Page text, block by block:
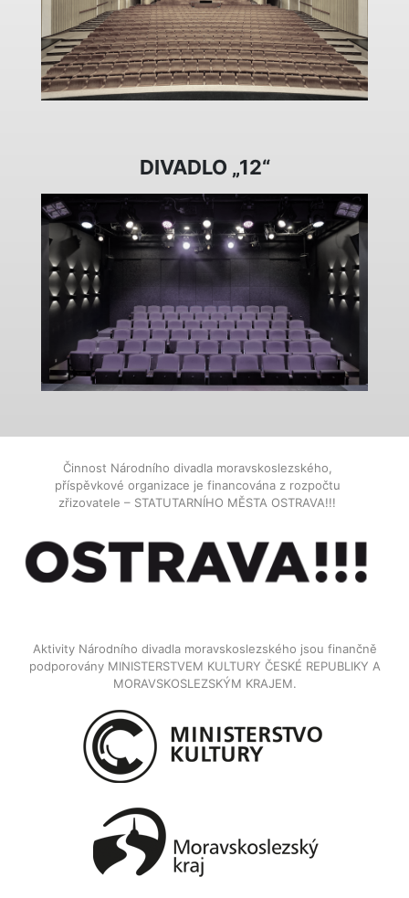
DIVADLO „12“
Činnost Národního divadla moravskoslezského,
příspěvkové organizace je financována z rozpočtu
zřizovatele – STATUTARNÍHO MĚSTA OSTRAVA!!!
Aktivity Národního divadla moravskoslezského jsou finančně
podporovány MINISTERSTVEM KULTURY ČESKÉ REPUBLIKY A
MORAVSKOSLEZSKÝM KRAJEM.